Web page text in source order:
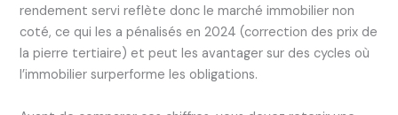
rendement servi reflète donc le marché immobilier non
coté, ce qui les a pénalisés en 2024 (correction des prix de
la pierre tertiaire) et peut les avantager sur des cycles où
l’immobilier surperforme les obligations.